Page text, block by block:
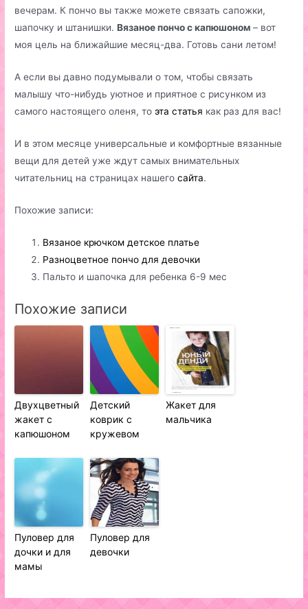
вечерам. К пончо вы также можете связать сапожки,
шапочку и штанишки.Вязаное пончо с капюшоном– вот
моя цель на ближайшие месяц-два. Готовь сани летом!
А если вы давно подумывали о том, чтобы связать
малышу что-нибудь уютное и приятное с рисунком из
самого настоящего оленя, тоэта статья как раз для вас!
И в этом месяце универсальные и комфортные вязанные
вещи для детей уже ждут самых внимательных
читательниц на страницах нашегосайта.
Похожие записи:
Вязаное крючком детское платье
Разноцветное пончо для девочки
Пальто и шапочка для ребенка 6-9 мес
Похожие записи
Двухцветный
жакет с
капюшоном
Детский
коврик с
кружевом
Жакет для
мальчика
Пуловер для
дочки и для
мамы
Пуловер для
девочки